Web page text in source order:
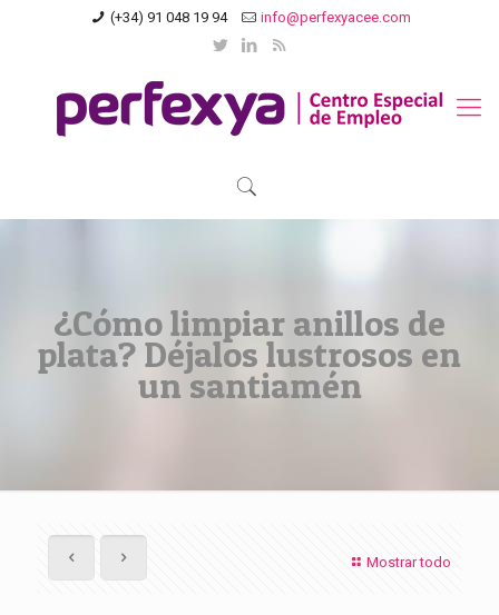
(+34) 91 048 19 94 info@perfexyacee.com
¿Cómo limpiar anillos de
plata? Déjalos lustrosos en
un santiamén
Mostrar todo